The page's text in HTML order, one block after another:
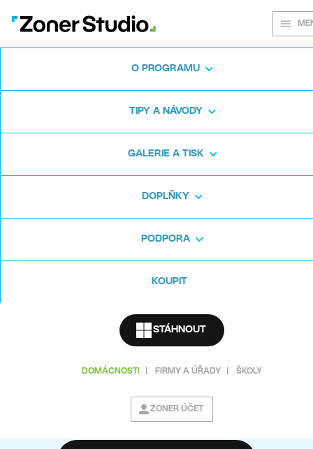
O PROGRAMU
TIPY A NÁVODY
GALERIE A TISK
DOPLŇKY
PODPORA
KOUPIT
STÁHNOUT
DOMÁCNOSTI FIRMY A ÚŘADY ŠKOLY
ZONER ÚČET
Na každém
snímku záleží